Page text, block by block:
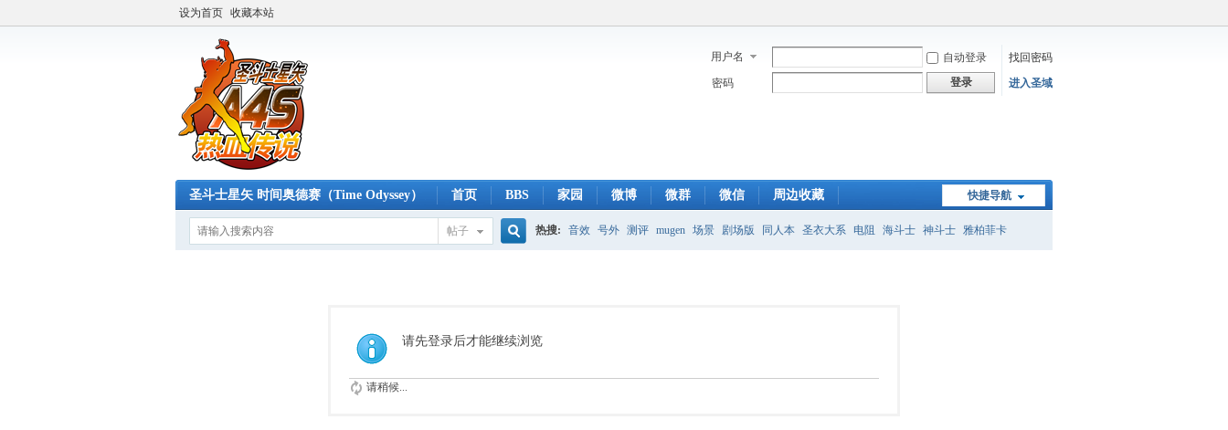
设为首页 收藏本站
用户名 自动登录
找回密码
密码
登录 进入圣域
快捷导航
圣斗士星矢 时间奥德赛（Time Odyssey） 首页 BBS 家园 微博 微群 微信 周边收藏
帖子
索
热搜: 音效 号外 测评 mugen 场景 剧场版 同人本 圣衣大系 电阻 海斗士 神斗士 雅柏菲卡
请先登录后才能继续浏览
请稍候...